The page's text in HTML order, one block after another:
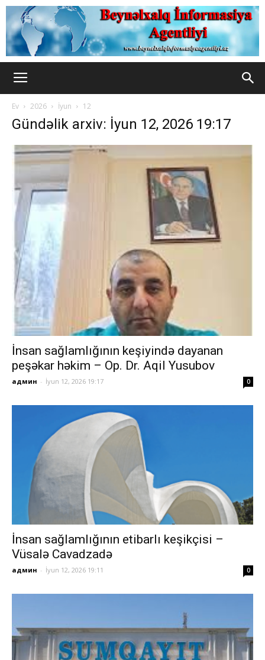
Ev 2026 İyun 12
Gündəlik arxiv: İyun 12, 2026 19:17
İnsan sağlamlığının keşiyində dayanan
peşəkar həkim – Op. Dr. Aqil Yusubov
админ - İyun 12, 2026 19:17 0
İnsan sağlamlığının etibarlı keşikçisi –
Vüsalə Cavadzadə
админ - İyun 12, 2026 19:11 0